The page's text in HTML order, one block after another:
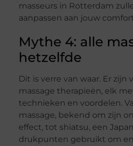
masseurs in Rotterdam
aanpassen aan jouw
Mythe 4: alle
hetzelfde
Dit is verre van waar. Er zijn
massage therapieën, elk
technieken en voordelen.
massage, bekend om zijn
effect, tot shiatsu, een
drukpunten gebruikt om